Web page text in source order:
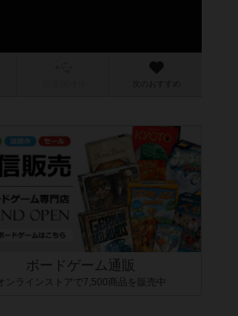
次のおすすめ
ボードゲーム通販
オンラインストアで7,500商品を販売中